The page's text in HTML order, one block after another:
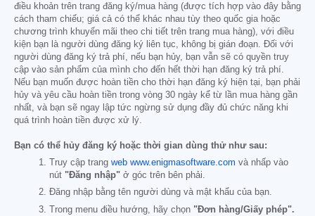
điều khoản trên trang đăng ký/mua hàng (được tích hợp vào đây bằng
cách tham chiếu; giá cả có thể khác nhau tùy theo quốc gia hoặc
chương trình khuyến mãi theo chi tiết trên trang mua hàng), với điều
kiện bạn là người dùng đăng ký liên tục, không bị gián đoạn. Đối với
người dùng đăng ký trả phí, nếu bạn hủy, bạn vẫn sẽ có quyền truy
cập vào sản phẩm của mình cho đến hết thời hạn đăng ký trả phí.
Nếu bạn muốn được hoàn tiền cho thời hạn đăng ký hiện tại, bạn phải
hủy và yêu cầu hoàn tiền trong vòng 30 ngày kể từ lần mua hàng gần
nhất, và bạn sẽ ngay lập tức ngừng sử dụng đầy đủ chức năng khi
quá trình hoàn tiền được xử lý.
Bạn có thể hủy đăng ký hoặc thời gian dùng thử như sau:
Truy cập trang web www.enigmasoftware.com và nhấp vào
nút "Đăng nhập" ở góc trên bên phải.
Đăng nhập bằng tên người dùng và mật khẩu của bạn.
Trong menu điều hướng, hãy chọn "Đơn hàng/Giấy phép".